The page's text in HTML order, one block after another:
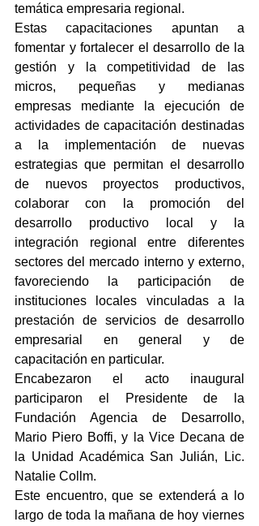
temática empresaria regional.
Estas capacitaciones apuntan a
fomentar y fortalecer el desarrollo de la
gestión y la competitividad de las
micros, pequeñas y medianas
empresas mediante la ejecución de
actividades de capacitación destinadas
a la implementación de nuevas
estrategias que permitan el desarrollo
de nuevos proyectos productivos,
colaborar con la promoción del
desarrollo productivo local y la
integración regional entre diferentes
sectores del mercado interno y externo,
favoreciendo la participación de
instituciones locales vinculadas a la
prestación de servicios de desarrollo
empresarial en general y de
capacitación en particular.
Encabezaron el acto inaugural
participaron el Presidente de la
Fundación Agencia de Desarrollo,
Mario Piero Boffi, y la Vice Decana de
la Unidad Académica San Julián, Lic.
Natalie Collm.
Este encuentro, que se extenderá a lo
largo de toda la mañana de hoy viernes